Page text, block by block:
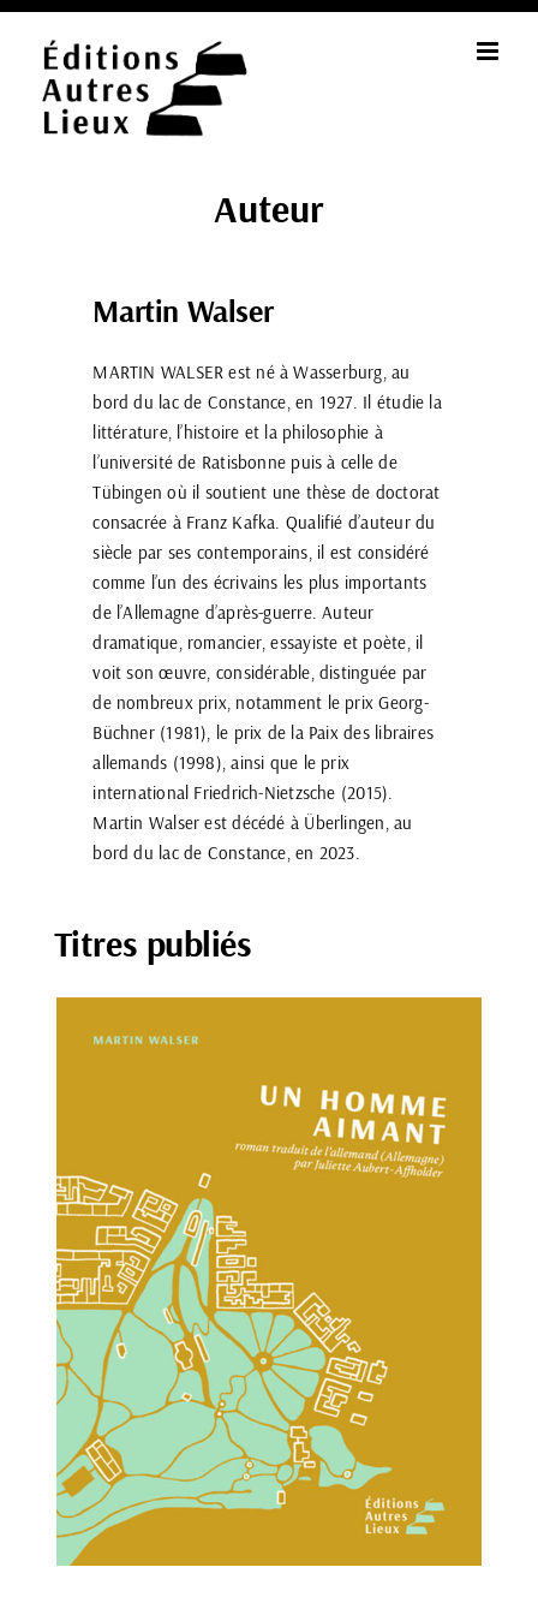
Passer
contenu
Auteur
Martin Walser
MARTIN WALSER est né à Wasserburg, au
bord du lac de Constance, en 1927. Il étudie la
littérature, l’histoire et la philosophie à
l’université de Ratisbonne puis à celle de
Tübingen où il soutient une thèse de doctorat
consacrée à Franz Kafka. Qualifié d’auteur du
siècle par ses contemporains, il est considéré
comme l’un des écrivains les plus importants
de l’Allemagne d’après-guerre. Auteur
dramatique, romancier, essayiste et poète, il
voit son œuvre, considérable, distinguée par
de nombreux prix, notamment le prix Georg-
Büchner (1981), le prix de la Paix des libraires
allemands (1998), ainsi que le prix
international Friedrich-Nietzsche (2015).
Martin Walser est décédé à Überlingen, au
bord du lac de Constance, en 2023.
Titres publiés